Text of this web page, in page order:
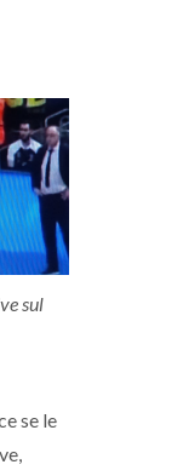
sul
se le